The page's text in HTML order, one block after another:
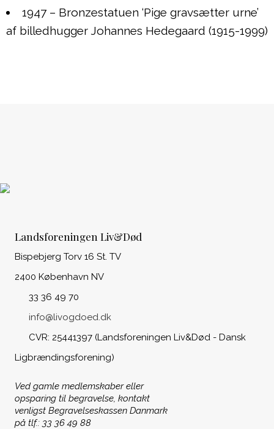
1947 – Bronzestatuen ‘Pige gravsætter urne’
af billedhugger Johannes Hedegaard (1915-1999)
Landsforeningen Liv&Død
Bispebjerg Torv 16 St. TV
2400 København NV
33 36 49 70
info@livogdoed.dk
CVR: 25441397 (Landsforeningen Liv&Død - Dansk
Ligbrændingsforening)
Ved gamle medlemskaber eller
opsparing til begravelse, kontakt
venligst Begravelseskassen Danmark
på tlf.: 33 36 49 88